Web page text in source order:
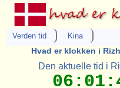
Verden tid Kina
Hvad er klokken i
Den aktuelle tid i